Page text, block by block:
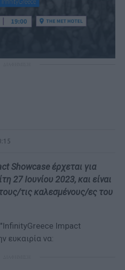
Showcase έρχεται για
27 Ιουνίου 2023, και είναι
τις καλεσμένους/ες του
Impact
ευκαιρία να: